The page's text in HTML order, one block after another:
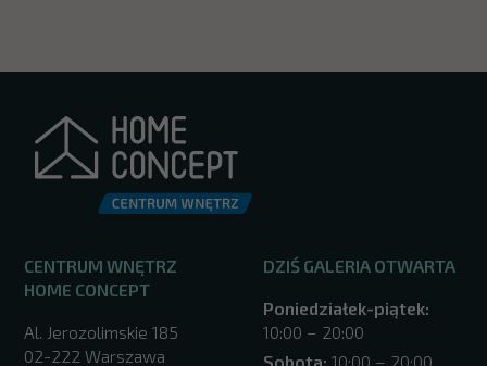
CENTRUM WNĘTRZ
HOME CONCEPT
Al. Jerozolimskie 185
02-222 Warszawa
DZIŚ GALERIA OTWARTA
Poniedziałek-piątek:
10:00 – 20:00
Sobota: 10:00 – 20:00